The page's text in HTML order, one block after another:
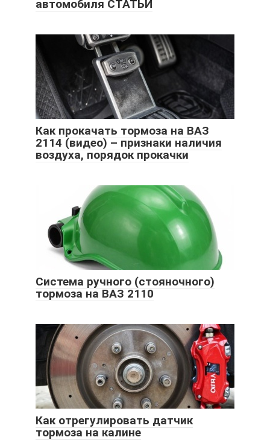
автомобиля СТАТЬИ
Как прокачать тормоза на ВАЗ
2114 (видео) – признаки наличия
воздуха, порядок прокачки
Система ручного (стояночного)
тормоза на ВАЗ 2110
Как отрегулировать датчик
тормоза на калине